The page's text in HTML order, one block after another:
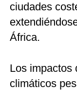
ciudades
África.
Los impactos
climáticos